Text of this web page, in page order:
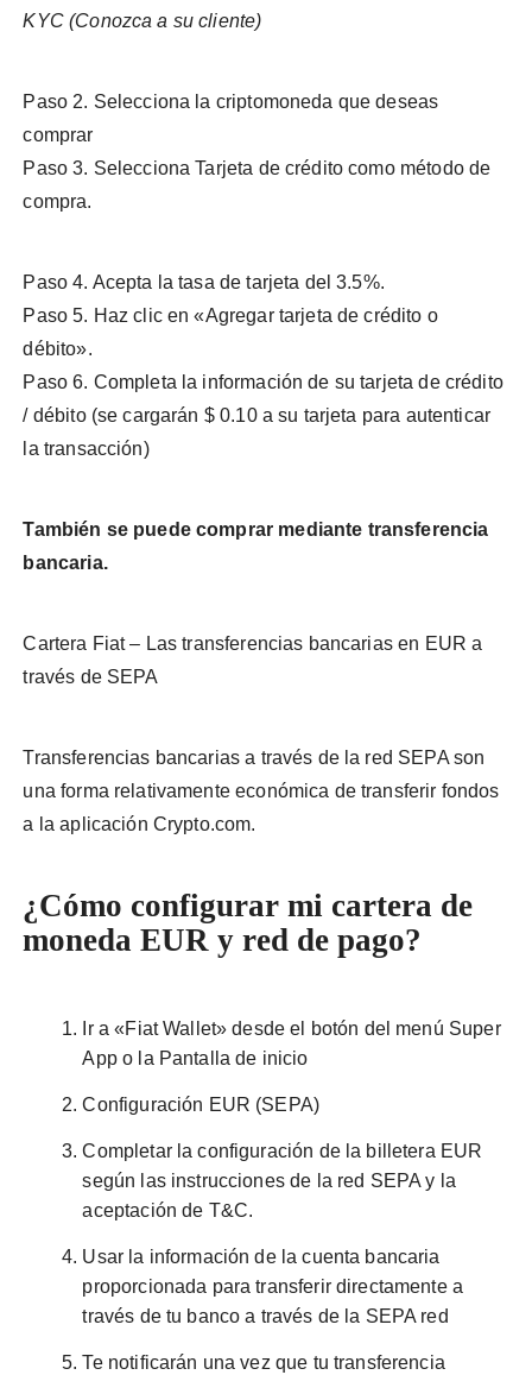
KYC (Conozca a su cliente)
Paso 2. Selecciona la criptomoneda que deseas
comprar
Paso 3. Selecciona Tarjeta de crédito como método de
compra.
Paso 4. Acepta la tasa de tarjeta del 3.5%.
Paso 5. Haz clic en «Agregar tarjeta de crédito o
débito».
Paso 6. Completa la información de su tarjeta de crédito
/ débito (se cargarán $ 0.10 a su tarjeta para autenticar
la transacción)
También se puede comprar mediante transferencia
bancaria.
Cartera Fiat – Las transferencias bancarias en EUR a
través de SEPA
Transferencias bancarias a través de la red SEPA son
una forma relativamente económica de transferir fondos
a la aplicación Crypto.com.
¿Cómo configurar mi cartera de
moneda EUR y red de pago?
Ir a «Fiat Wallet» desde el botón del menú Super
App o la Pantalla de inicio
Configuración EUR (SEPA)
Completar la configuración de la billetera EUR
según las instrucciones de la red SEPA y la
aceptación de T&C.
Usar la información de la cuenta bancaria
proporcionada para transferir directamente a
través de tu banco a través de la SEPA red
Te notificarán una vez que tu transferencia